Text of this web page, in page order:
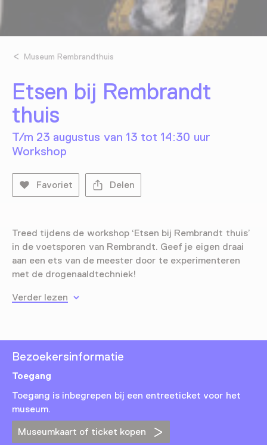
Museum Rembrandthuis
Etsen bij Rembrandt
thuis
T/m 23 augustus van 13 tot 14:30 uur
Workshop
Favoriet Delen
Treed tijdens de workshop ‘Etsen bij Rembrandt thuis’
in de voetsporen van Rembrandt. Geef je eigen draai
aan een ets van de meester door te experimenteren
met de drogenaaldtechniek!
Verder lezen
Bezoekersinformatie
Toegang
Toegang is inbegrepen bij een entreeticket voor het
museum.
Museumkaart of ticket kopen